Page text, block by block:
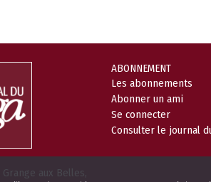
aux Belles,
ABONNEMENT
Les abonnements
Abonner un ami
Se connecter
Consulter le journal